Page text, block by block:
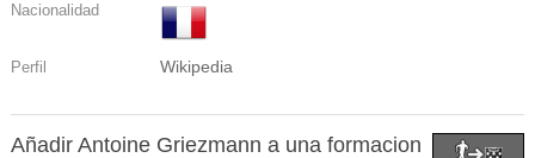
Nacionalidad
Perfil Wikipedia
Añadir Antoine Griezmann a una formacion